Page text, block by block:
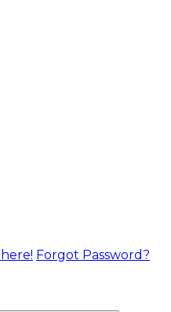
Forgot Password?